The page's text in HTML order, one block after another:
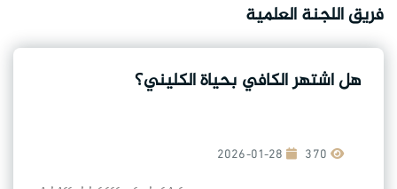
فريق اللجنة العلمية
هل اشتهر الكافي بحياة الكليني؟
2026-01-28